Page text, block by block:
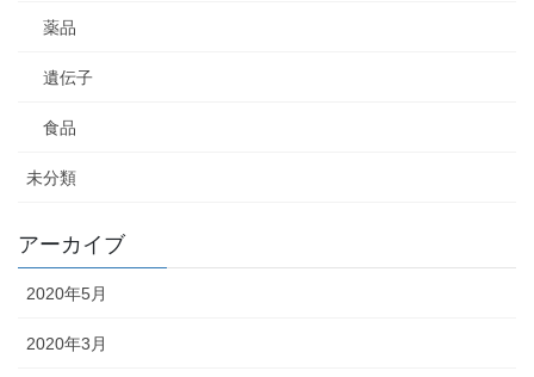
薬品
遺伝子
食品
未分類
アーカイブ
2020年5月
2020年3月